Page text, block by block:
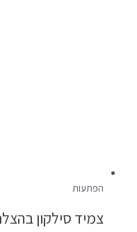
הפתעות
צמיד סילקון